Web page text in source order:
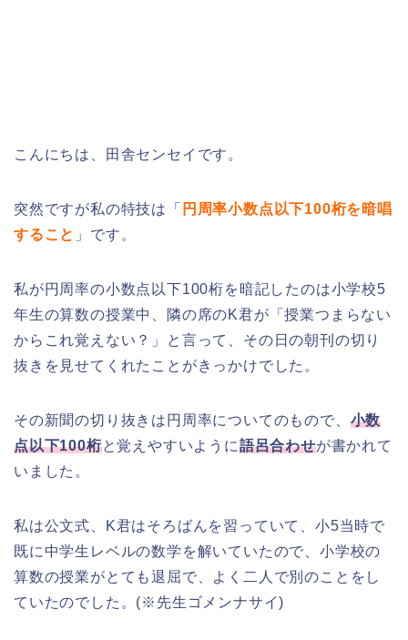
こんにちは、田舎センセイです。
突然ですが私の特技は「 円周率小数点以下100桁を暗唱
すること 」です。
私が円周率の小数点以下100桁を暗記したのは小学校5
年生の算数の授業中、隣の席のK君が「授業つまらない
からこれ覚えない？」と言って、その日の朝刊の切り
抜きを見せてくれたことがきっかけでした。
その新聞の切り抜きは円周率についてのもので、 小数
点以下100桁と覚えやすいように語呂合わせが書かれて
いました。
私は公文式、K君はそろばんを習っていて、小5当時で
既に中学生レベルの数学を解いていたので、小学校の
算数の授業がとても退屈で、よく二人で別のことをし
ていたのでした。(※先生ゴメンナサイ)